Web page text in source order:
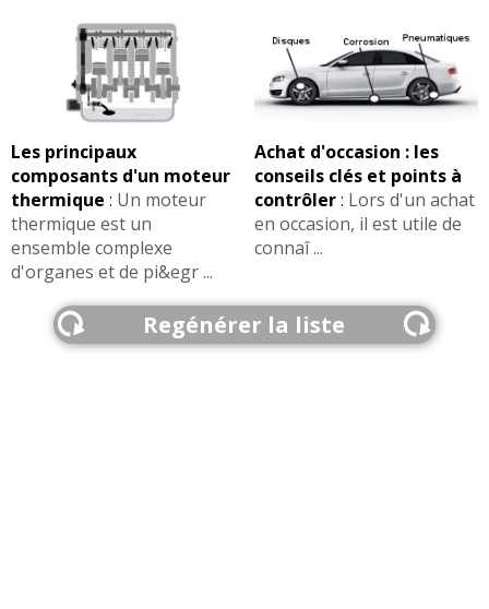
Les principaux
composants d'un moteur
thermique : Un moteur
thermique est un
ensemble complexe
d'organes et de pi&egr ...
Achat d'occasion : les
conseils clés et points à
contrôler: Lors d'un achat
en occasion, il est utile de
connaî ...
Regénérer la liste